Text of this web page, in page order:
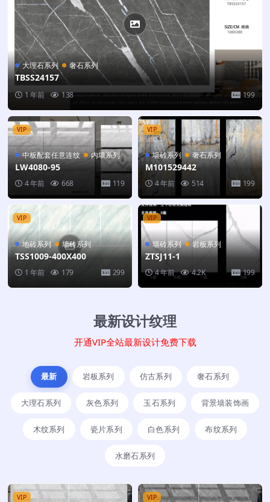
大理石系列 奢石系列
TBSS24157
1 年前 138 199
VIP
中板配套任意连纹 内墙系列
LW4080-95
4 年前 668 119
VIP
墙砖系列 奢石系列
M101529442
4 年前 514 199
VIP
地砖系列 墙砖系列
TSS1009-400X400
1 年前 179 299
VIP
墙砖系列 岩板系列
ZTSJ11-1
4 年前 4.2K 199
最新设计纹理
开通VIP全站最新设计免费下载
最新 岩板系列 仿古系列 奢石系列
大理石系列 灰色系列 玉石系列 背景墙装饰画
木纹系列 瓷片系列 白色系列 布纹系列
水磨石系列
VIP VIP